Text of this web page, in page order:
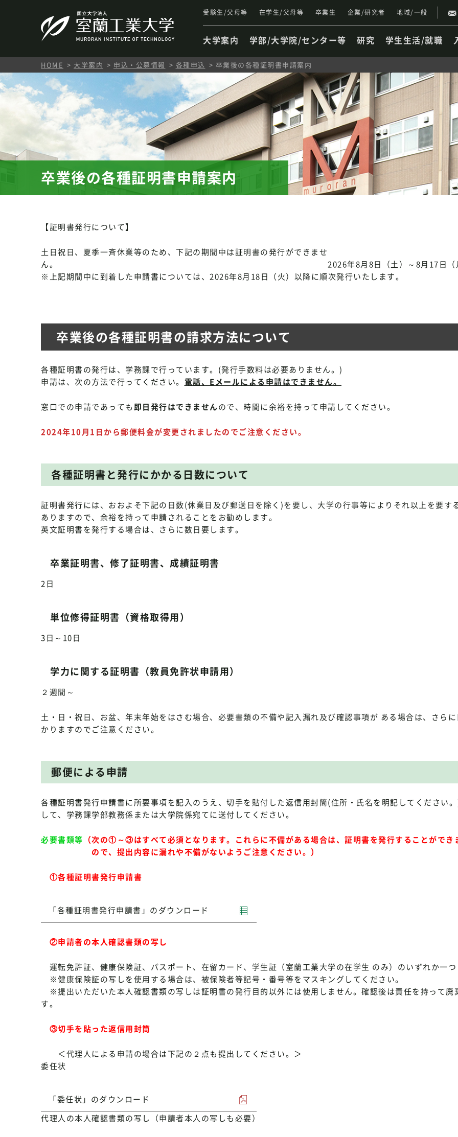
受験生/父母等 在学生/父母等 卒業生 企業/研究者 地域/一般
大学案内 学部/大学院/センター等 研究 学生生活/就職
HOME 大学案内 申込・公募情報 各種申込 卒業後の各種証明書申請案内
卒業後の各種証明書申請案内
【証明書発行について】
土日祝日、夏季一斉休業等のため、下記の期間中は証明書の発行ができませ
ん。 2026年8月8日（土）～8月17日（月
※上記期間中に到着した申請書については、2026年8月18日（火）以降に順次発行いたします。
卒業後の各種証明書の請求方法について
各種証明書の発行は、学務課で行っています。(発行手数料は必要ありません。)
申請は、次の方法で行ってください。 電話、Eメールによる申請はできません。
窓口での申請であっても即日発行はできませんので、時間に余裕を持って申請してください。
2024年10月1日から郵便料金が変更されましたのでご注意ください。
各種証明書と発行にかかる日数について
証明書発行には、おおよそ下記の日数(休業日及び郵送日を除く)を要し、大学の行事等によりそれ以上を要す
ありますので、余裕を持って申請されることをお勧めします。
英文証明書を発行する場合は、さらに数日要します。
卒業証明書、修了証明書、成績証明書
2日
単位修得証明書（資格取得用）
3日～10日
学力に関する証明書（教員免許状申請用）
２週間～
土・日・祝日、お盆、年末年始をはさむ場合、必要書類の不備や記入漏れ及び確認事項が ある場合は、さら
かりますのでご注意ください。
郵便による申請
各種証明書発行申請書に所要事項を記入のうえ、切手を貼付した返信用封筒(住所・氏名を明記してください
して、学務課学部教務係または大学院係宛てに送付してください。
必要書類等 （次の①～③はすべて必須となります。これらに不備がある場合は、証明書を発行することができ
ので、提出内容に漏れや不備がないようご注意ください。）
①各種証明書発行申請書
「各種証明書発行申請書」のダウンロード
②申請者の本人確認書類の写し
運転免許証、健康保険証、パスポート、在留カード、学生証（室蘭工業大学の在学生 のみ）のいずれか一つ
※健康保険証の写しを使用する場合は、被保険者等記号・番号等をマスキングしてください。
※提出いただいた本人確認書類の写しは証明書の発行目的以外には使用しません。確認後は責任を持って廃
す。
③切手を貼った返信用封筒
＜代理人による申請の場合は下記の２点も提出してください。＞
委任状
「委任状」のダウンロード
代理人の本人確認書類の写し（申請者本人の写しも必要）